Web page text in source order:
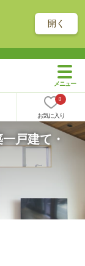
開く
0
お気に入り
戸建て・